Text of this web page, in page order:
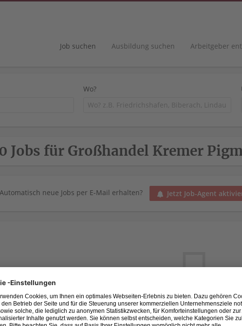
Job suchen Ausbildung suchen Arbeitgeber
Wo?
Jobs für Großhandel Kremer
Automatisch neue Jobs per E-Mail erhalten? Jetzt Job-Agent
Leider keine Jobs